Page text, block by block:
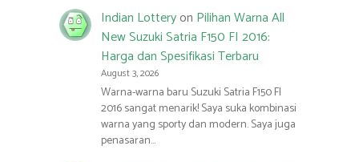
Indian Lotteryon Pilihan Warna All
New Suzuki Satria F150 FI 2016:
Harga dan Spesifikasi Terbaru
August 3, 2026
Warna-warna baru Suzuki Satria F150 FI
2016 sangat menarik! Saya suka kombinasi
warna yang sporty dan modern. Saya juga
penasaran…